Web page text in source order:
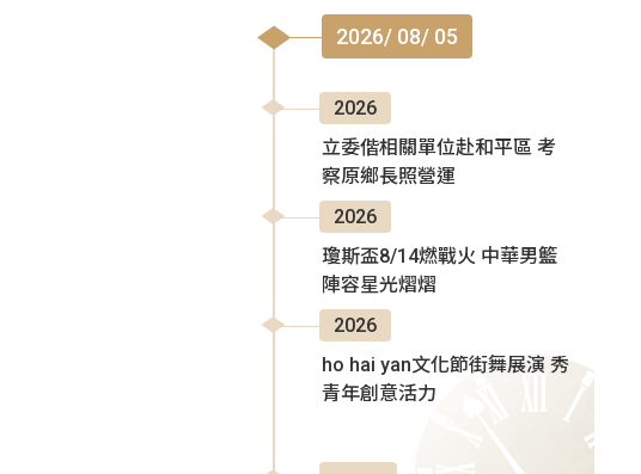
2026/ 08/ 05
2026
立委偕相關單位赴和平區 考
察原鄉長照營運
2026
瓊斯盃8/14燃戰火 中華男籃
陣容星光熠熠
2026
ho hai yan文化節街舞展演 秀
青年創意活力